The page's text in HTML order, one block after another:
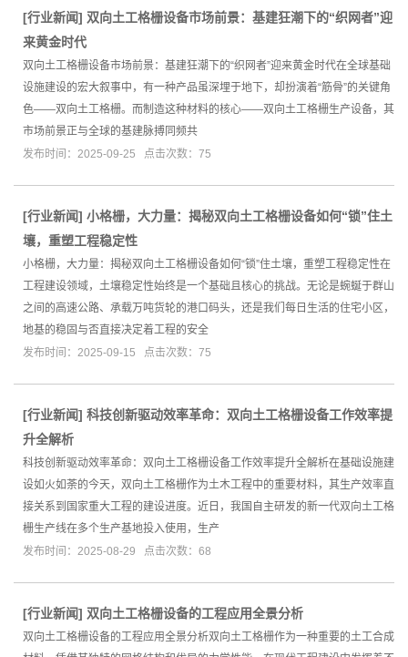
[行业新闻] 双向土工格栅设备市场前景：基建狂潮下的“织网者”迎
来黄金时代
双向土工格栅设备市场前景：基建狂潮下的“织网者”迎来黄金时代在全球基础
设施建设的宏大叙事中，有一种产品虽深埋于地下，却扮演着“筋骨”的关键角
色——双向土工格栅。而制造这种材料的核心——双向土工格栅生产设备，其
市场前景正与全球的基建脉搏同频共
发布时间：2025-09-25 点击次数：75
[行业新闻] 小格栅，大力量：揭秘双向土工格栅设备如何“锁”住土
壤，重塑工程稳定性
小格栅，大力量：揭秘双向土工格栅设备如何“锁”住土壤，重塑工程稳定性在
工程建设领域，土壤稳定性始终是一个基础且核心的挑战。无论是蜿蜒于群山
之间的高速公路、承载万吨货轮的港口码头，还是我们每日生活的住宅小区，
地基的稳固与否直接决定着工程的安全
发布时间：2025-09-15 点击次数：75
[行业新闻] 科技创新驱动效率革命：双向土工格栅设备工作效率提
升全解析
科技创新驱动效率革命：双向土工格栅设备工作效率提升全解析在基础设施建
设如火如荼的今天，双向土工格栅作为土木工程中的重要材料，其生产效率直
接关系到国家重大工程的建设进度。近日，我国自主研发的新一代双向土工格
栅生产线在多个生产基地投入使用，生产
发布时间：2025-08-29 点击次数：68
[行业新闻] 双向土工格栅设备的工程应用全景分析
双向土工格栅设备的工程应用全景分析双向土工格栅作为一种重要的土工合成